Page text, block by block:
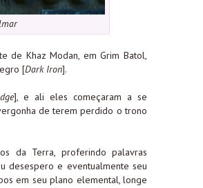
de Khaz Modan, em Grim Batol,
[Dark Iron].
], e ali eles começaram a se
de terem perdido o trono
da Terra, proferindo palavras
desespero e eventualmente seu
em seu plano elemental, longe